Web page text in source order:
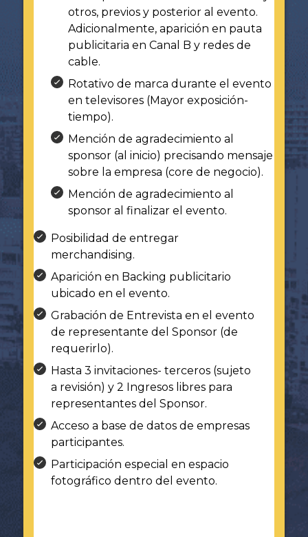
otros, previos y posterior al evento.
Adicionalmente, aparición en pauta
publicitaria en Canal B y redes de
cable.
Rotativo de marca durante el evento
en televisores (Mayor exposición-
tiempo).
Mención de agradecimiento al
sponsor (al inicio) precisando mensaje
sobre la empresa (core de negocio).
Mención de agradecimiento al
sponsor al finalizar el evento.
Posibilidad de entregar
merchandising.
Aparición en Backing publicitario
ubicado en el evento.
Grabación de Entrevista en el evento
de representante del Sponsor (de
requerirlo).
Hasta 3 invitaciones- terceros (sujeto
a revisión) y 2 Ingresos libres para
representantes del Sponsor.
Acceso a base de datos de empresas
participantes.
Participación especial en espacio
fotográfico dentro del evento.